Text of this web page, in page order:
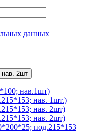
данных
нав. 2шт
нав.1шт)
нав. 1шт.)
нав. 2шт)
нав. 2шт)
под.215*153